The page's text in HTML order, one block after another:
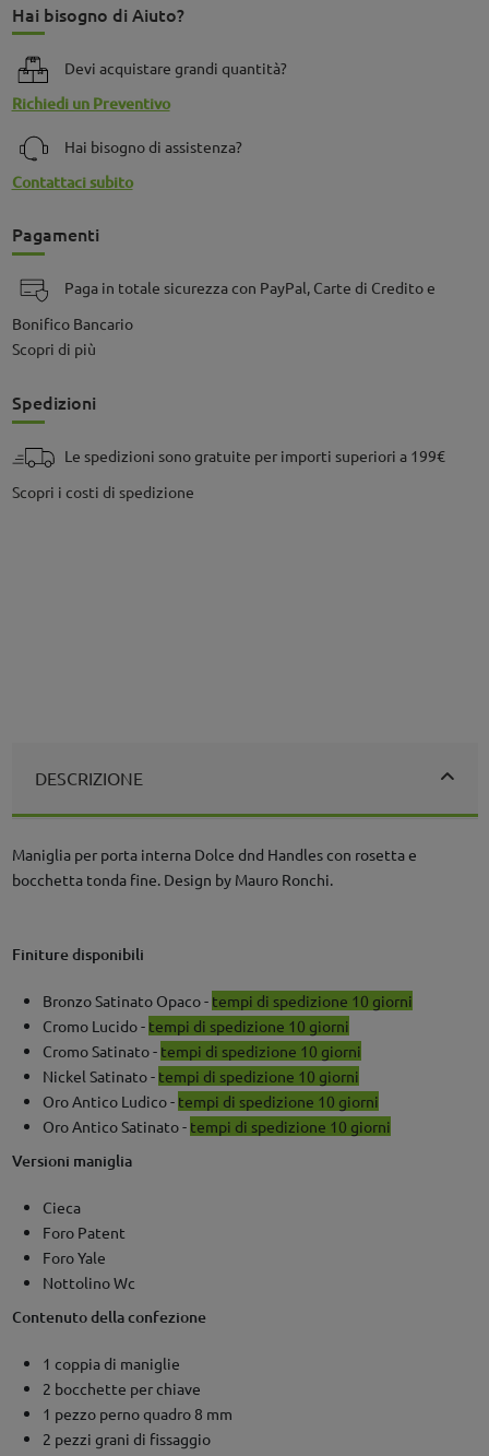
Hai bisogno di Aiuto?
Devi acquistare grandi quantità?
Richiedi un Preventivo
Hai bisogno di assistenza?
Contattaci subito
Pagamenti
Paga in totale sicurezza con PayPal, Carte di Credito e
Bonifico Bancario
Scopri di più
Spedizioni
Le spedizioni sono gratuite per importi superiori a 199€
Scopri i costi di spedizione
DESCRIZIONE
Maniglia per porta interna Dolce dnd Handles con rosetta e
bocchetta tonda fine. Design by Mauro Ronchi.
Finiture disponibili
Bronzo Satinato Opaco - tempi di spedizione 10 giorni
Cromo Lucido - tempi di spedizione 10 giorni
Cromo Satinato - tempi di spedizione 10 giorni
Nickel Satinato - tempi di spedizione 10 giorni
Oro Antico Ludico - tempi di spedizione 10 giorni
Oro Antico Satinato - tempi di spedizione 10 giorni
Versioni maniglia
Cieca
Foro Patent
Foro Yale
Nottolino Wc
Contenuto della confezione
1 coppia di maniglie
2 bocchette per chiave
1 pezzo perno quadro 8 mm
2 pezzi grani di fissaggio